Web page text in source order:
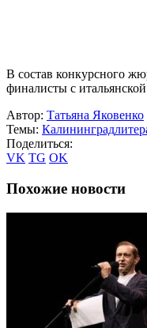
В состав конкурсного
финалисты с
Автор: Татьяна Яковенко
Темы: Калининград
Поделиться:
VK TG OK
Похожие новости